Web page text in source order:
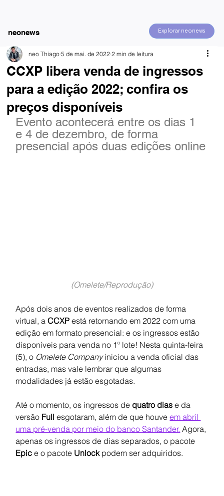
Explorar neonews
neonews
CCXP libera venda de ingressos
para a edição 2022; confira os
preços disponíveis
neo Thiago 5 de mai. de 2022 2 min de leitura
Evento acontecerá entre os dias 1
e 4 de dezembro, de forma
presencial após duas edições online
(Omelete/Reprodução)
Após dois anos de eventos realizados de forma
virtual, a CCXP está retornando em 2022 com uma
edição em formato presencial: e os ingressos estão
disponíveis para venda no 1º lote! Nesta quinta-feira
(5), o Omelete Company iniciou a venda oficial das
entradas, mas vale lembrar que algumas
modalidades já estão esgotadas.
Até o momento, os ingressos de quatro dias e da
versão Full esgotaram, além de que houve em abril
uma pré-venda por meio do banco Santander. Agora,
apenas os ingressos de dias separados, o pacote
Epic e o pacote Unlock podem ser adquiridos.